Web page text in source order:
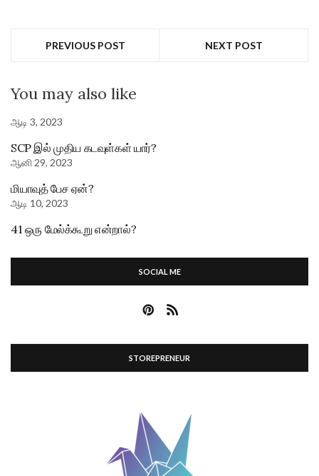
PREVIOUS POST NEXT POST
You may also like
ஆடி 3, 2023
SCP இல் முதிய கடவுள்கள் யார்?
ஆனி 29, 2023
மியாவுத் பேச ஏன்?
ஆடி 10, 2023
41 ஒரு மேல்க்கூறு என்றால்?
SOCIAL ME
STOREPRENEUR